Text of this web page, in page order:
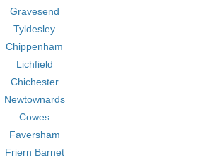
Gravesend
Tyldesley
Chippenham
Lichfield
Chichester
Newtownards
Cowes
Faversham
Friern Barnet